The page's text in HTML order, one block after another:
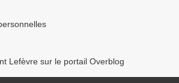
Lefèvre sur le portail Overblog